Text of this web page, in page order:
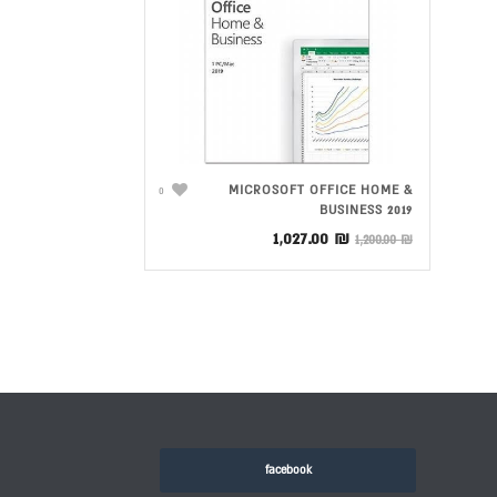
0
MICROSOFT OFFICE HOME &
BUSINESS 2019
1,200.00₪
המחיר1,027.00 ₪
המחיר
facebook